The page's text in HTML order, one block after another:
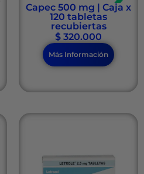
Capec 500 mg | Caja x
120 tabletas
recubiertas
$ 320.000
Más Información